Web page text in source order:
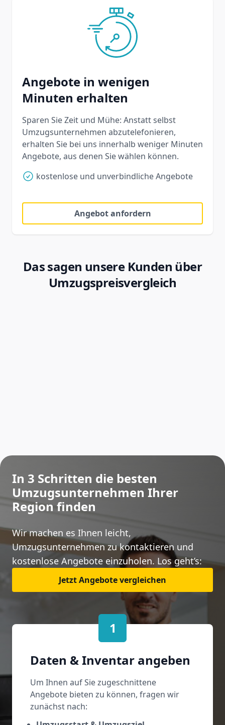
Angebote in wenigen
Minuten erhalten
Sparen Sie Zeit und Mühe: Anstatt selbst
Umzugsunternehmen abzutelefonieren,
erhalten Sie bei uns innerhalb weniger Minuten
Angebote, aus denen Sie wählen können.
kostenlose und unverbindliche Angebote
Angebot anfordern
Das sagen unsere Kunden über
Umzugspreisvergleich
In 3 Schritten die besten
Umzugsunternehmen Ihrer
Region finden
Wir machen es Ihnen leicht,
Umzugsunternehmen zu kontaktieren und
kostenlose Angebote einzuholen. Los geht’s:
Jetzt Angebote vergleichen
1
Daten & Inventar angeben
Um Ihnen auf Sie zugeschnittene
Angebote bieten zu können, fragen wir
zunächst nach: